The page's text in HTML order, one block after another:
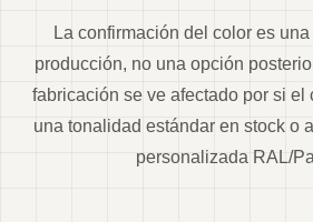
La confirmación del color es
producción, no una opción
fabricación se ve afectado por si el
una tonalidad estándar en stock o
personalizada RAL/